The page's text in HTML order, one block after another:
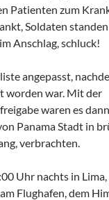
Patienten zum
Soldaten
Anschlag, schluck!
angepasst,
worden war. Mit der
waren es
Panama Stadt in
verbrachten.
Uhr nachts in
Flughafen, dem